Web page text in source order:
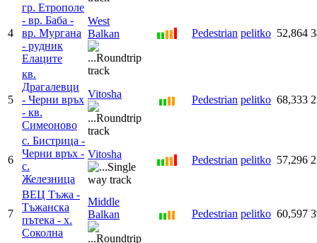
4
гр. Етрополе
- вр. Баба -
вр. Мургана
- рудник
Елаците
West
Balkan
Pedestrian pelitko 52,864
5
кв.
Драгалевци
- Черни връх
- кв.
Симеоново
Vitosha Pedestrian pelitko 68,333
6
с. Бистрица -
Черни връх -
с.
Железница
Vitosha Pedestrian pelitko 57,296
7
ВЕЦ Тъжа -
Тъжанска
пътека - х.
Соколна
Middle
Balkan
Pedestrian pelitko 60,597